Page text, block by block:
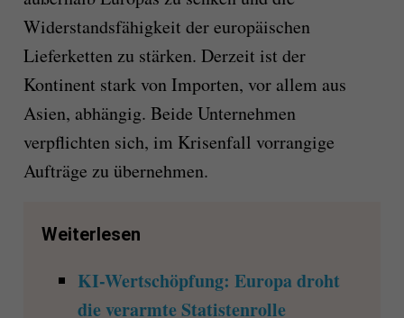
Widerstandsfähigkeit der europäischen
Lieferketten zu stärken. Derzeit ist der
Kontinent stark von Importen, vor allem aus
Asien, abhängig. Beide Unternehmen
verpflichten sich, im Krisenfall vorrangige
Aufträge zu übernehmen.
Weiterlesen
KI-Wertschöpfung: Europa droht
die verarmte Statistenrolle